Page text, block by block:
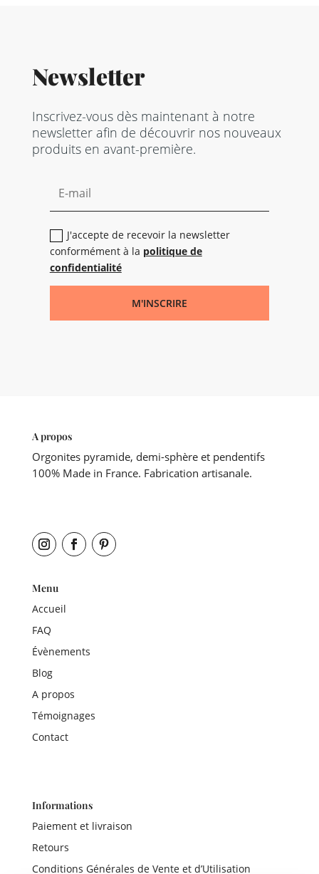
Newsletter
Inscrivez-vous dès maintenant à notre
newsletter afin de découvrir nos nouveaux
produits en avant-première.
J'accepte de recevoir la newsletter
conformément à la politique de
confidentialité
M'INSCRIRE
A propos
Orgonites pyramide, demi-sphère et pendentifs
100% Made in France. Fabrication artisanale.
Menu
Accueil
FAQ
Évènements
Blog
A propos
Témoignages
Contact
Informations
Paiement et livraison
Retours
Conditions Générales de Vente et d’Utilisation